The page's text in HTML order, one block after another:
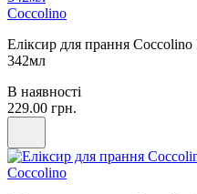
Coccolino
Еліксир для прання Coccolino
342мл
В наявності
229.00 грн.
Coccolino